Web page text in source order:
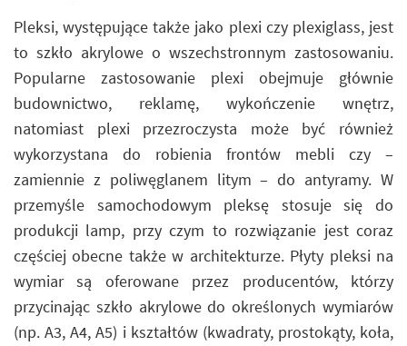
Pleksi, występujące także jako plexi czy plexiglass, jest
to szkło akrylowe o wszechstronnym zastosowaniu.
Popularne zastosowanie plexi obejmuje głównie
budownictwo, reklamę, wykończenie wnętrz,
natomiast plexi przezroczysta może być również
wykorzystana do robienia frontów mebli czy –
zamiennie z poliwęglanem litym – do antyramy. W
przemyśle samochodowym pleksę stosuje się do
produkcji lamp, przy czym to rozwiązanie jest coraz
częściej obecne także w architekturze. Płyty pleksi na
wymiar są oferowane przez producentów, którzy
przycinając szkło akrylowe do określonych wymiarów
(np. A3, A4, A5) i kształtów (kwadraty, prostokąty, koła,